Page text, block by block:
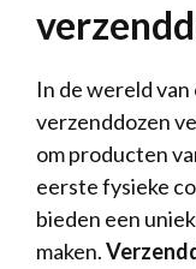
In de wereld
verzenddozen
om producten
eerste fysieke
bieden een
maken.